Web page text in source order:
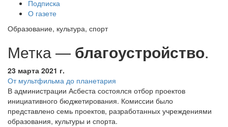
Подписка
О газете
Образование, культура, спорт
Метка — благоустройство.
23 марта 2021 г.
От мультфильма до планетария
В администрации Асбеста состоялся отбор проектов
инициативного бюджетирования. Комиссии было
представлено семь проектов, разработанных учреждениями
образования, культуры и спорта.